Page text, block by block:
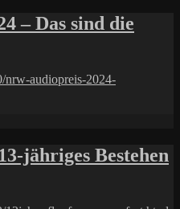
– Das sind die
nrw-audiopreis-2024-
jähriges Bestehen